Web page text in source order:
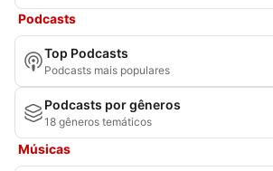
Podcasts
Top Podcasts
Podcasts mais populares
Podcasts por gêneros
18 gêneros temáticos
Músicas